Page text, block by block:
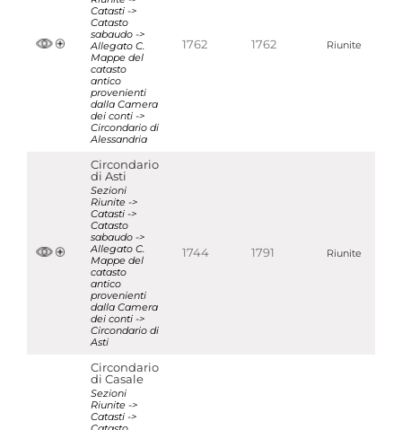
Catasti ->
Catasto
sabaudo ->
Allegato C.
Mappe del
catasto
antico
provenienti
dalla Camera
dei conti ->
Circondario di
Alessandria
1762 1762 Riunite
Circondario
di Asti
Sezioni
Riunite ->
Catasti ->
Catasto
sabaudo ->
Allegato C.
Mappe del
catasto
antico
provenienti
dalla Camera
dei conti ->
Circondario di
Asti
1744 1791 Riunite
Circondario
di Casale
Sezioni
Riunite ->
Catasti ->